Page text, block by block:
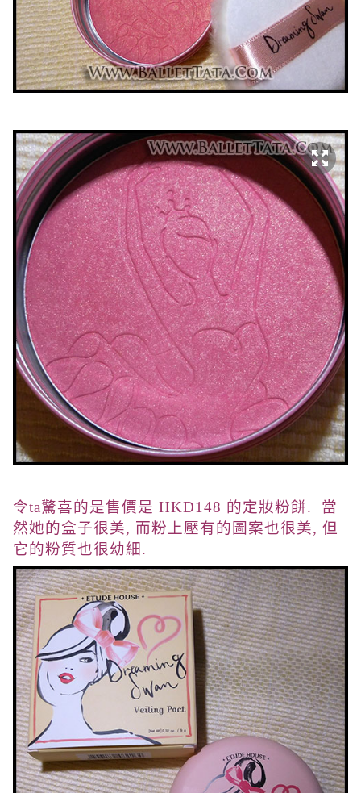
令ta驚喜的是售價是 HKD148 的定妝粉餅. 當
然她的盒子很美, 而粉上壓有的圖案也很美, 但
它的粉質也很幼細.